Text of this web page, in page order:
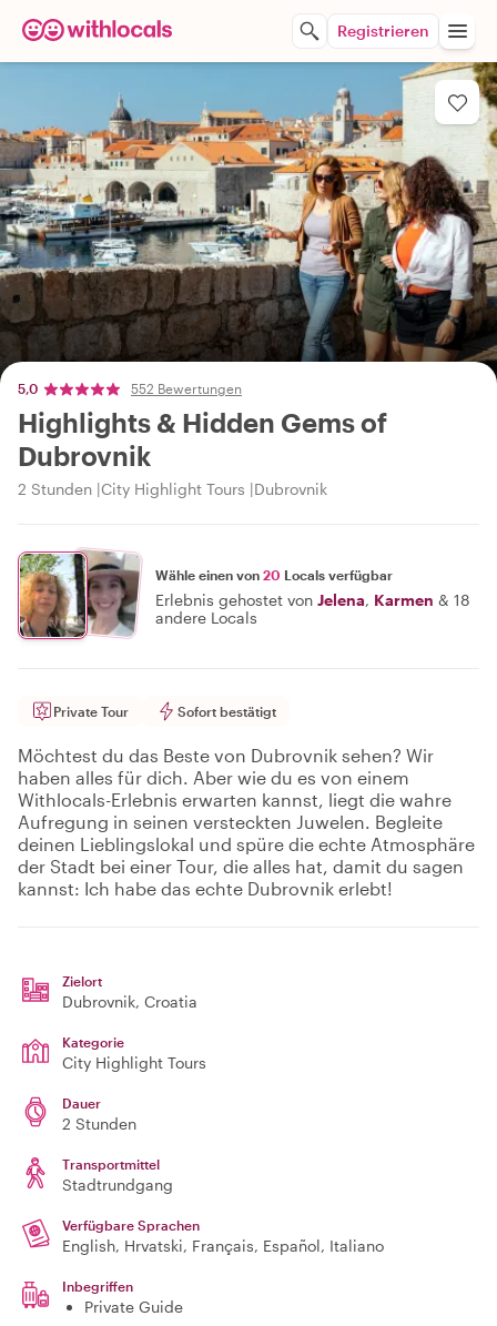
Registrieren
5,0 552 Bewertungen
Highlights & Hidden Gems of
Dubrovnik
2 Stunden City Highlight Tours Dubrovnik
Wähle einen von 20 Locals verfügbar
Erlebnis gehostet von Jelena, Karmen & 18
andere Locals
Private Tour Sofort bestätigt
Möchtest du das Beste von Dubrovnik sehen? Wir
haben alles für dich. Aber wie du es von einem
Withlocals-Erlebnis erwarten kannst, liegt die wahre
Aufregung in seinen versteckten Juwelen. Begleite
deinen Lieblingslokal und spüre die echte Atmosphäre
der Stadt bei einer Tour, die alles hat, damit du sagen
kannst: Ich habe das echte Dubrovnik erlebt!
Zielort
Dubrovnik, Croatia
Kategorie
City Highlight Tours
Dauer
2 Stunden
Transportmittel
Stadtrundgang
Verfügbare Sprachen
English, Hrvatski, Français, Español, Italiano
Inbegriffen
Private Guide